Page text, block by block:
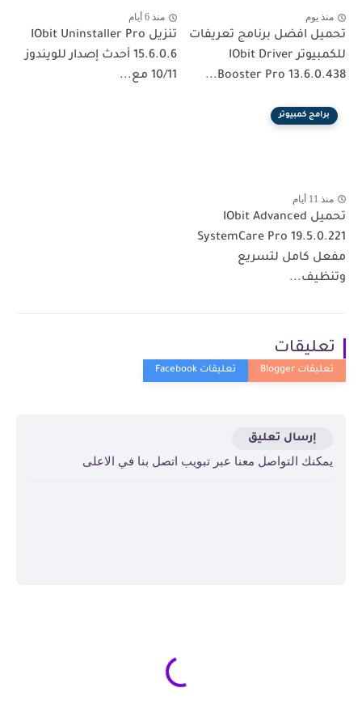
منذ يوم
تحميل افضل برنامج تعريفات
للكمبيوتر IObit Driver
Booster Pro 13.6.0.438...
منذ 6 أيام
تنزيل IObit Uninstaller Pro
15.6.0.6 أحدث إصدار للويندوز
10/11 مع...
برامج كمبيوتر
منذ 11 أيام
تحميل IObit Advanced
SystemCare Pro 19.5.0.221
مفعل كامل لتسريع
وتنظيف...
تعليقات
إرسال تعليق
يمكنك التواصل معنا عبر تبويب اتصل بنا في الاعلى